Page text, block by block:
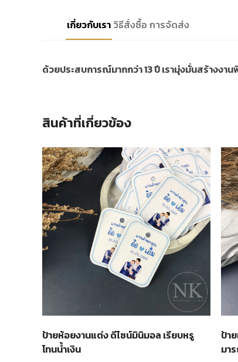
เกี่ยวกับเรา วิธีสั่งซื้อ การจัดส่ง
ด้วยประสบการณ์มากกว่า 13 ปี เรามุ่งมั่นสร้าง
สินค้าที่เกี่ยวข้อง
ป้ายห้อยงานแต่ง ดีไซน์มินิมอล เรียบหรู
โทนน้ำเงิน
ป้า
มา